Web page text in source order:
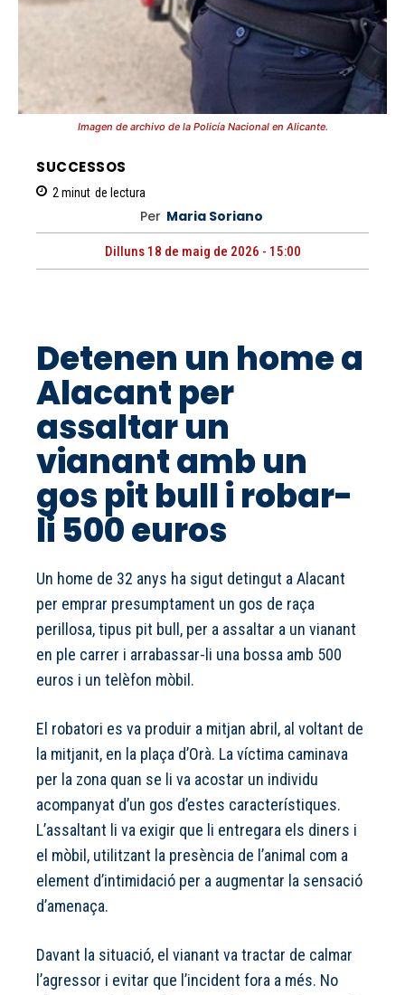
Imagen de archivo de la Policía Nacional en Alicante.
SUCCESSOS
2 minut de lectura
Per Maria Soriano
Dilluns 18 de maig de 2026 - 15:00
Detenen un home a
Alacant per
assaltar un
vianant amb un
gos pit bull i robar-
li 500 euros
Un home de 32 anys ha sigut detingut a Alacant
per emprar presumptament un gos de raça
perillosa, tipus pit bull, per a assaltar a un vianant
en ple carrer i arrabassar-li una bossa amb 500
euros i un telèfon mòbil.
El robatori es va produir a mitjan abril, al voltant de
la mitjanit, en la plaça d’Orà. La víctima caminava
per la zona quan se li va acostar un individu
acompanyat d’un gos d’estes característiques.
L’assaltant li va exigir que li entregara els diners i
el mòbil, utilitzant la presència de l’animal com a
element d’intimidació per a augmentar la sensació
d’amenaça.
Davant la situació, el vianant va tractar de calmar
l’agressor i evitar que l’incident fora a més. No